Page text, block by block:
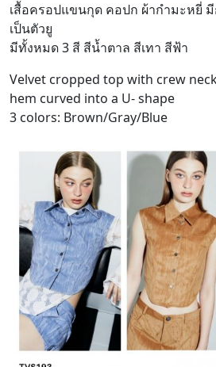
เสื้อครอปแขนกุด คอปก ผ้ากำมะหยี่
เป็นตัวยู
มีทั้งหมด 3 สี สีน้ำตาล สีเทา สีฟ้า
Velvet cropped top with crew
hem curved into a U- shape
3 colors: Brown/Gray/Blue